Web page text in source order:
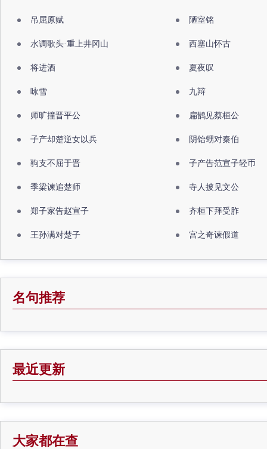
吊屈原赋 陋室铭
水调歌头·重上井冈山 西塞山怀古
将进酒 夏夜叹
咏雪 九辩
师旷撞晋平公 扁鹊见蔡桓公
子产却楚逆女以兵 阴饴甥对秦伯
驹支不屈于晋 子产告范宣子轻币
季梁谏追楚师 寺人披见文公
郑子家告赵宣子 齐桓下拜受胙
王孙满对楚子 宫之奇谏假道
名句推荐
最近更新
大家都在查